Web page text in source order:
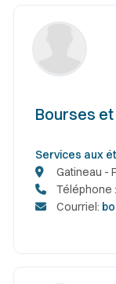
Bourses
Services aux
Gatineau -
Téléphone
Courriel: